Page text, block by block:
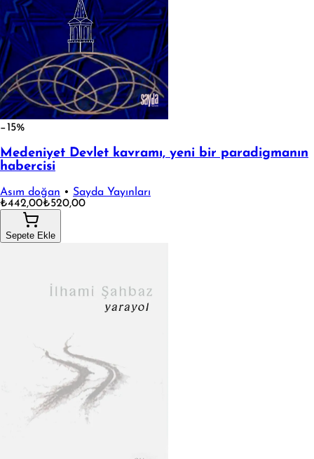
−15%
Medeniyet Devlet kavramı, yeni bir paradigmanın
habercisi
Asım doğan • Sayda Yayınları
₺442,00₺520,00
Sepete Ekle